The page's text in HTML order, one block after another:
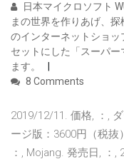
日本マイクロソフト
まの世界を作りあげ、
のインターネットショ
セットにした「スーパ
ます。
8 Comments
2019/12/11. 価格, ：,
ージ版：3600円（税抜
：, Mojang. 発売日, ：